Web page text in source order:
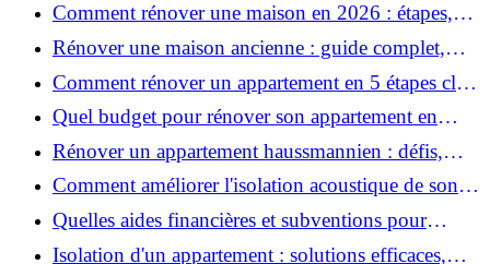
Comment rénover une maison en 2026 : étapes,
coûts et conseils ?
Rénover une maison ancienne : guide complet,
étapes, budget et astuces
Comment rénover un appartement en 5 étapes clés
?
Quel budget pour rénover son appartement en
2026 ?
Rénover un appartement haussmannien : défis,
conseils pratiques et estimation des prix
Comment améliorer l'isolation acoustique de son
appartement ?
Quelles aides financières et subventions pour
rénover votre appartement en 2026 ?
Isolation d'un appartement : solutions efficaces,